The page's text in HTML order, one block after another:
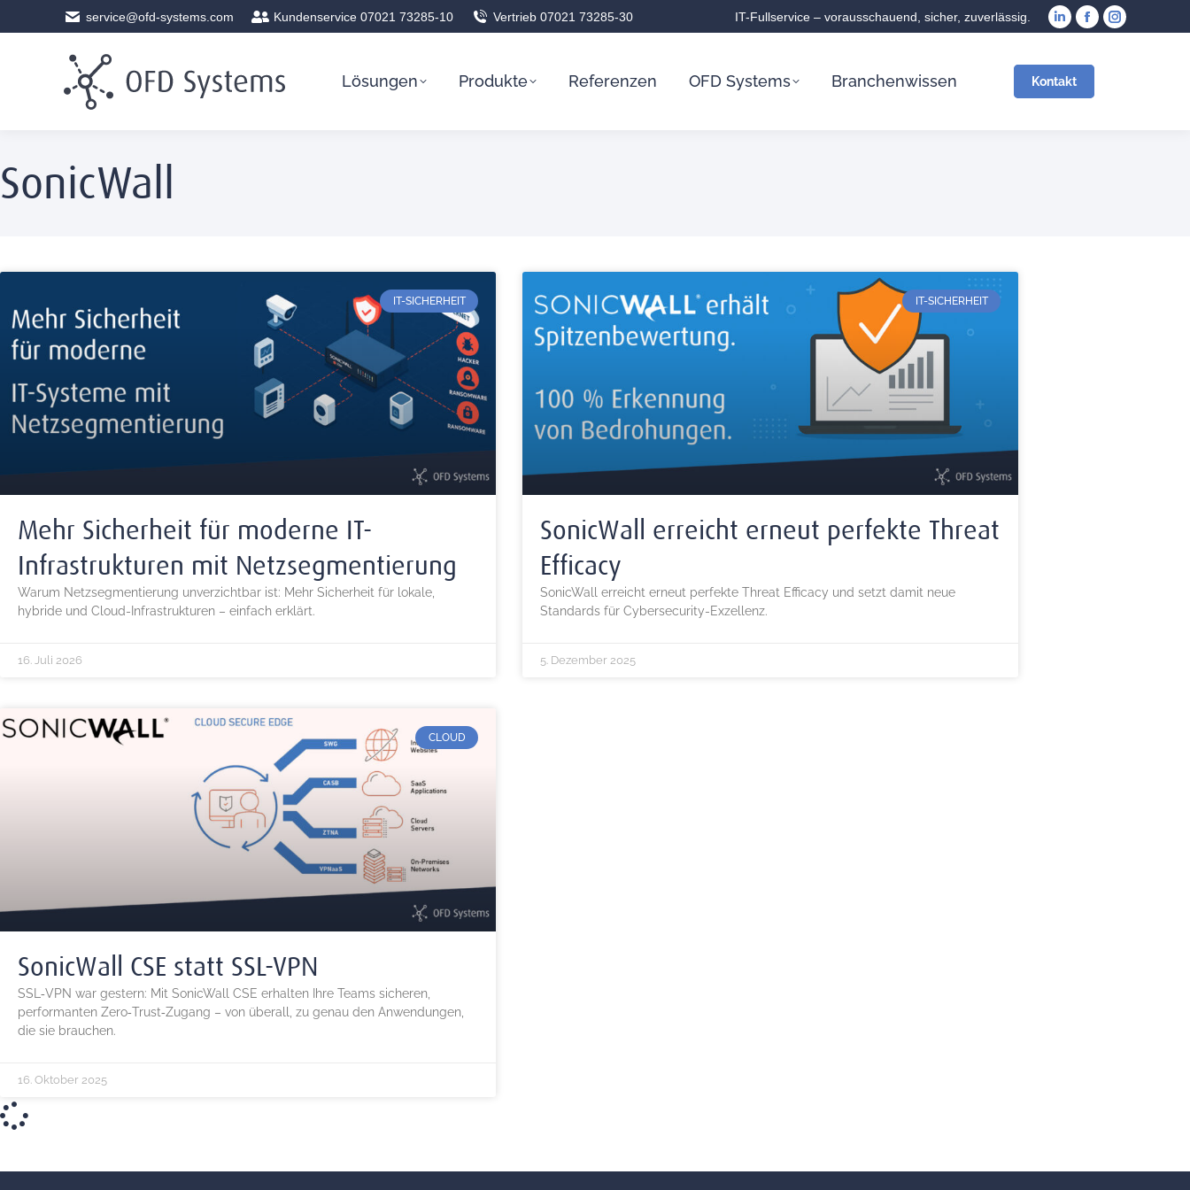
service@ofd-systems.com Kundenservice 07021 73285-10 Vertrieb 07021 73285-30 IT-Fullservice – vorausschauend, sicher, zuverlässig.
Lösungen Produkte Referenzen OFD Systems Branchenwissen Kontakt
SonicWall
IT-SICHERHEIT
Mehr Sicherheit für moderne IT-
Infrastrukturen mit Netzsegmentierung
Warum Netzsegmentierung unverzichtbar ist: Mehr Sicherheit für lokale,
hybride und Cloud-Infrastrukturen – einfach erklärt.
16. Juli 2026
IT-SICHERHEIT
SonicWall erreicht erneut perfekte Threat
Efficacy
SonicWall erreicht erneut perfekte Threat Efficacy und setzt damit neue
Standards für Cybersecurity-Exzellenz.
5. Dezember 2025
CLOUD
SonicWall CSE statt SSL‑VPN
SSL‑VPN war gestern: Mit SonicWall CSE erhalten Ihre Teams sicheren,
performanten Zero‑Trust‑Zugang – von überall, zu genau den Anwendungen,
die sie brauchen.
16. Oktober 2025